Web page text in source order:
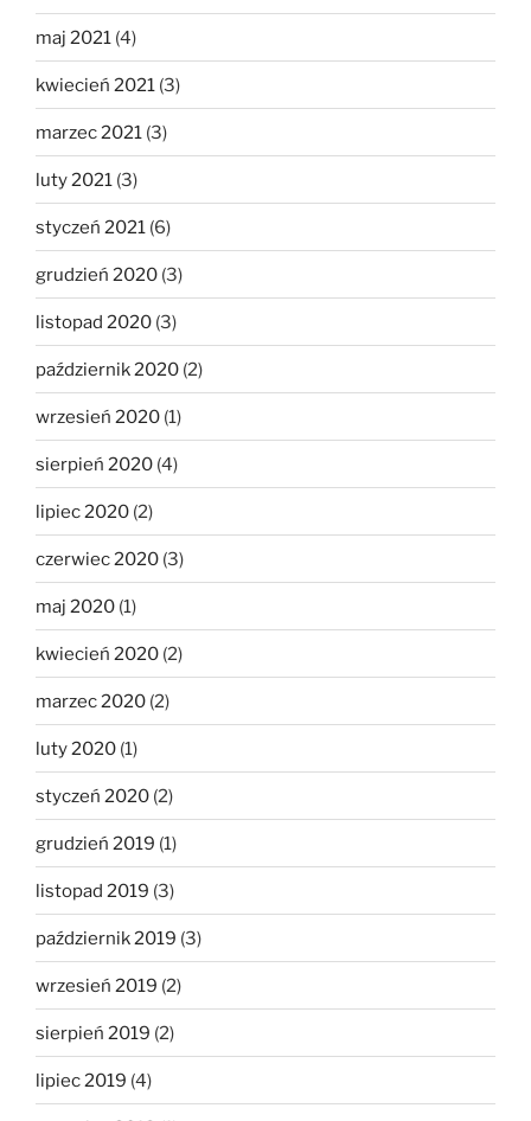
maj 2021 (4)
kwiecień 2021 (3)
marzec 2021 (3)
luty 2021 (3)
styczeń 2021 (6)
grudzień 2020 (3)
listopad 2020 (3)
październik 2020 (2)
wrzesień 2020 (1)
sierpień 2020 (4)
lipiec 2020 (2)
czerwiec 2020 (3)
maj 2020 (1)
kwiecień 2020 (2)
marzec 2020 (2)
luty 2020 (1)
styczeń 2020 (2)
grudzień 2019 (1)
listopad 2019 (3)
październik 2019 (3)
wrzesień 2019 (2)
sierpień 2019 (2)
lipiec 2019 (4)